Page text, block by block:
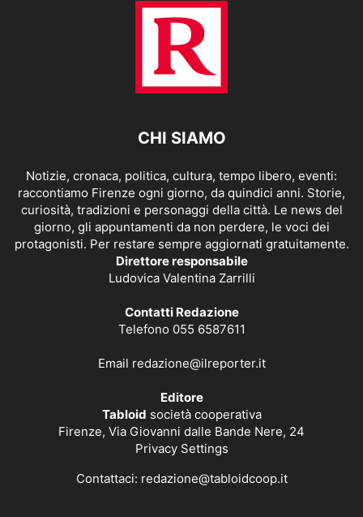
CHI SIAMO
Notizie, cronaca, politica, cultura, tempo libero, eventi:
raccontiamo Firenze ogni giorno, da quindici anni. Storie,
curiosità, tradizioni e personaggi della città. Le news del
giorno, gli appuntamenti da non perdere, le voci dei
protagonisti. Per restare sempre aggiornati gratuitamente.
Direttore responsabile
Ludovica Valentina Zarrilli
Contatti Redazione
Telefono 055 6587611
Email redazione@ilreporter.it
Editore
Tabloid società cooperativa
Firenze, Via Giovanni dalle Bande Nere, 24
Privacy Settings
Contattaci: redazione@tabloidcoop.it